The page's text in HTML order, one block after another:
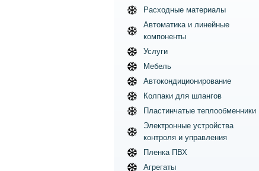
Расходные материалы
Автоматика и линейные
компоненты
Услуги
Мебель
Автокондиционирование
Колпаки для шлангов
Пластинчатые теплообменники
Электронные устройства
контроля и управления
Пленка ПВХ
Агрегаты